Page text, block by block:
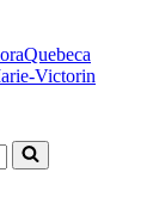
Victorin